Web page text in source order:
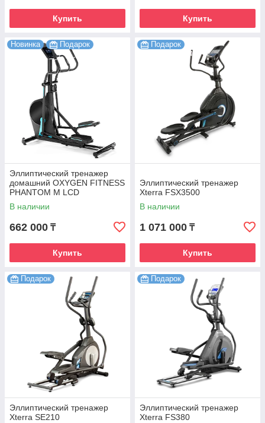
Купить Купить
Новинка Подарок
Эллиптический тренажер
домашний OXYGEN FITNESS
PHANTOM M LCD
В наличии
662 000 ₸
Купить
Подарок
Эллиптический тренажер
Xterra FSX3500
В наличии
1 071 000 ₸
Купить
Подарок
Эллиптический тренажер
Xterra SE210
Подарок
Эллиптический тренажер
Xterra FS380